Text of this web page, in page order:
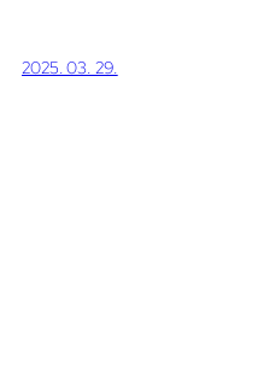
2025. 03. 29.